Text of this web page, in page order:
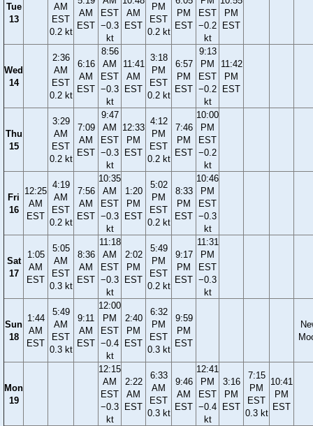
Tue
13
AM
EST
0.2 kt
AM
EST
EST
−0.3
kt
AM
EST
PM
EST
0.2 kt
PM
EST
EST
−0.2
kt
PM
EST
Wed
14
2:36
AM
EST
0.2 kt
6:16
AM
EST
8:56
AM
EST
−0.3
kt
11:41
AM
EST
3:18
PM
EST
0.2 kt
6:57
PM
EST
9:13
PM
EST
−0.2
kt
11:42
PM
EST
Thu
15
3:29
AM
EST
0.2 kt
7:09
AM
EST
9:47
AM
EST
−0.3
kt
12:33
PM
EST
4:12
PM
EST
0.2 kt
7:46
PM
EST
10:00
PM
EST
−0.2
kt
Fri
16
12:25
AM
EST
4:19
AM
EST
0.2 kt
7:56
AM
EST
10:35
AM
EST
−0.3
kt
1:20
PM
EST
5:02
PM
EST
0.2 kt
8:33
PM
EST
10:46
PM
EST
−0.3
kt
Sat
17
1:05
AM
EST
5:05
AM
EST
0.3 kt
8:36
AM
EST
11:18
AM
EST
−0.3
kt
2:02
PM
EST
5:49
PM
EST
0.2 kt
9:17
PM
EST
11:31
PM
EST
−0.3
kt
Sun
18
1:44
AM
EST
5:49
AM
EST
0.3 kt
9:11
AM
EST
12:00
PM
EST
−0.4
kt
2:40
PM
EST
6:32
PM
EST
0.3 kt
9:59
PM
EST
Mon
19
12:15
AM
EST
−0.3
kt
2:22
AM
EST
6:33
AM
EST
0.3 kt
9:46
AM
EST
12:41
PM
EST
−0.4
kt
3:16
PM
EST
7:15
PM
EST
0.3 kt
10:41
PM
EST